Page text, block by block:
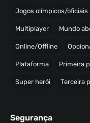
Jogos olímpicos/oficiais
Multiplayer Mundo
Online/Offline
Plataforma Primeira
Super herói Terceira
Segurança